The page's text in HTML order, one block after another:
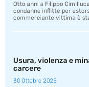
Otto anni a Filippo
condanne inflitte per
commerciante vittima è
Usura, violenza e
carcere
30 Ottobre 2025